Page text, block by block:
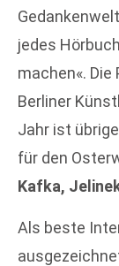
jedes
machen«.
Berliner
Jahr ist
für den
Kafka,
Als beste